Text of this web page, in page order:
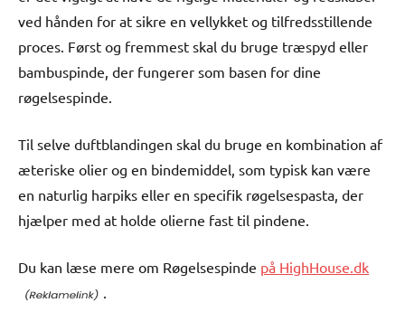
ved hånden for at sikre en vellykket og tilfredsstillende
proces. Først og fremmest skal du bruge træspyd eller
bambuspinde, der fungerer som basen for dine
røgelsespinde.
Til selve duftblandingen skal du bruge en kombination af
æteriske olier og en bindemiddel, som typisk kan være
en naturlig harpiks eller en specifik røgelsespasta, der
hjælper med at holde olierne fast til pindene.
Du kan læse mere om Røgelsespinde på HighHouse.dk
.